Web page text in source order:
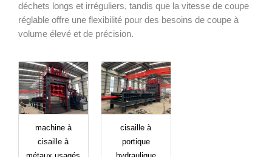
déchets longs et irréguliers, tandis que la vitesse de coupe
réglable offre une flexibilité pour des besoins de coupe à
volume élevé et de précision.
machine à
cisaille à
métaux usagés
cisaille à
portique
hydraulique